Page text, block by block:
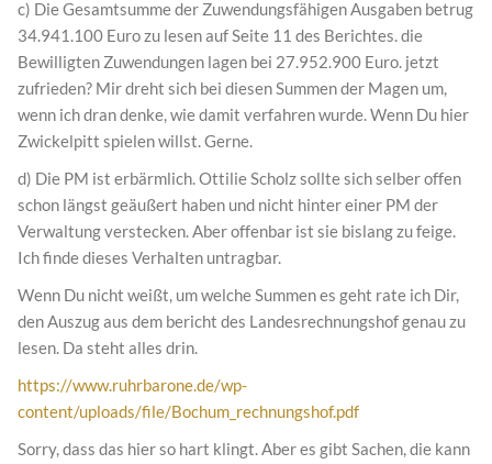
c) Die Gesamtsumme der Zuwendungsfähigen Ausgaben betrug
34.941.100 Euro zu lesen auf Seite 11 des Berichtes. die
Bewilligten Zuwendungen lagen bei 27.952.900 Euro. jetzt
zufrieden? Mir dreht sich bei diesen Summen der Magen um,
wenn ich dran denke, wie damit verfahren wurde. Wenn Du hier
Zwickelpitt spielen willst. Gerne.
d) Die PM ist erbärmlich. Ottilie Scholz sollte sich selber offen
schon längst geäußert haben und nicht hinter einer PM der
Verwaltung verstecken. Aber offenbar ist sie bislang zu feige.
Ich finde dieses Verhalten untragbar.
Wenn Du nicht weißt, um welche Summen es geht rate ich Dir,
den Auszug aus dem bericht des Landesrechnungshof genau zu
lesen. Da steht alles drin.
https://www.ruhrbarone.de/wp-
content/uploads/file/Bochum_rechnungshof.pdf
Sorry, dass das hier so hart klingt. Aber es gibt Sachen, die kann